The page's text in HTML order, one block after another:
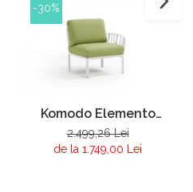
-30%
Komodo Elemento
Terminale DX/SX
2.499,26 Lei
de la 1.749,00 Lei